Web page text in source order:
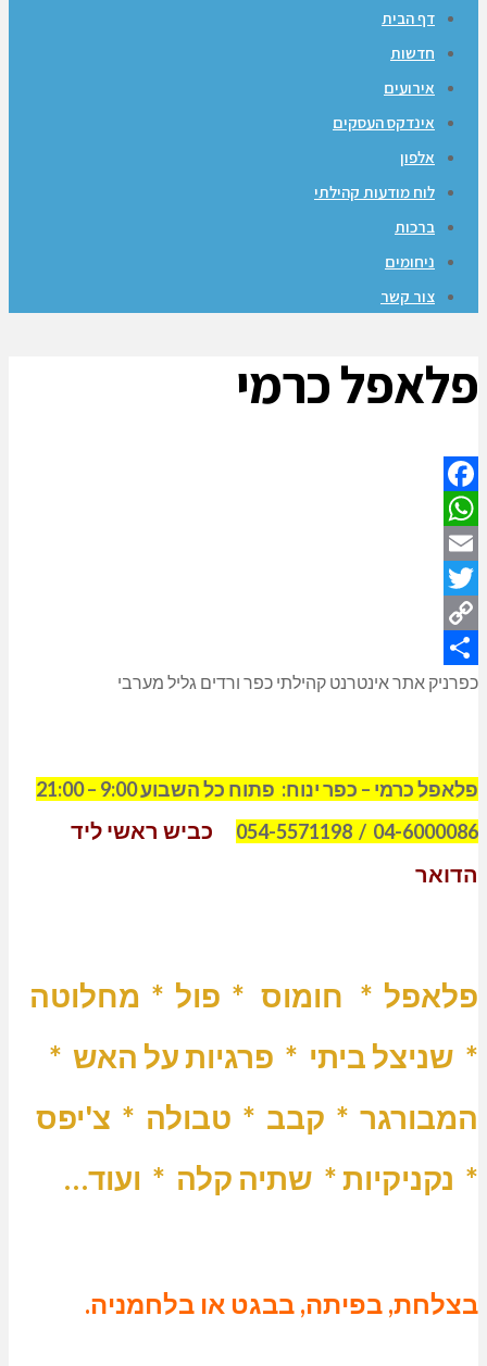
דף הבית
חדשות
אירועים
אינדקס העסקים
אלפון
לוח מודעות קהילתי
ברכות
ניחומים
צור קשר
פלאפל כרמי
Facebook
WhatsApp
Email
Twitter
Copy
Link
Share
כפרניק אתר אינטרנט קהילתי כפר ורדים גליל מערבי
פלאפל כרמי – כפר ינוח: פתוח כל השבוע 9:00 – 21:00
04-6000086 / 054-5571198
כביש ראשי ליד
הדואר
פלאפל * חומוס * פול * מחלוטה
* שניצל ביתי * פרגיות על האש *
המבורגר * קבב * טבולה * צ'יפס
* נקניקיות * שתיה קלה * ועוד…
בצלחת, בפיתה, בבגט או בלחמניה.